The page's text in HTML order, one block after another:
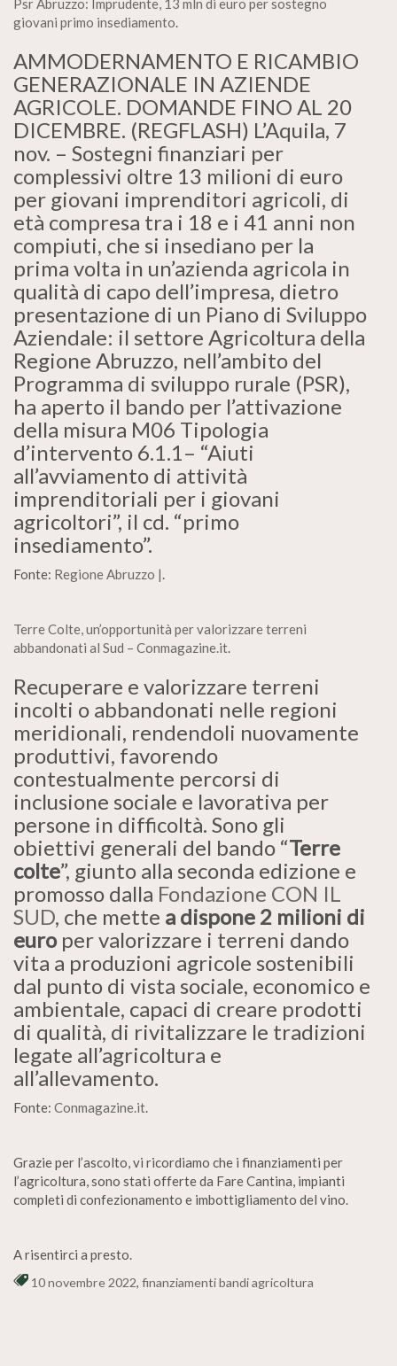
Psr Abruzzo: Imprudente, 13 mln di euro per sostegno
giovani primo insediamento.
AMMODERNAMENTO E RICAMBIO
GENERAZIONALE IN AZIENDE
AGRICOLE. DOMANDE FINO AL 20
DICEMBRE. (REGFLASH) L’Aquila, 7
nov. – Sostegni finanziari per
complessivi oltre 13 milioni di euro
per giovani imprenditori agricoli, di
età compresa tra i 18 e i 41 anni non
compiuti, che si insediano per la
prima volta in un’azienda agricola in
qualità di capo dell’impresa, dietro
presentazione di un Piano di Sviluppo
Aziendale: il settore Agricoltura della
Regione Abruzzo, nell’ambito del
Programma di sviluppo rurale (PSR),
ha aperto il bando per l’attivazione
della misura M06 Tipologia
d’intervento 6.1.1– “Aiuti
all’avviamento di attività
imprenditoriali per i giovani
agricoltori”, il cd. “primo
insediamento”.
Fonte: Regione Abruzzo |.
Terre Colte, un’opportunità per valorizzare terreni
abbandonati al Sud – Conmagazine.it.
Recuperare e valorizzare terreni
incolti o abbandonati nelle regioni
meridionali, rendendoli nuovamente
produttivi, favorendo
contestualmente percorsi di
inclusione sociale e lavorativa per
persone in difficoltà. Sono gli
obiettivi generali del bando “Terre
colte”, giunto alla seconda edizione e
promosso dalla Fondazione CON IL
SUD, che mette a dispone 2 milioni di
euro per valorizzare i terreni dando
vita a produzioni agricole sostenibili
dal punto di vista sociale, economico e
ambientale, capaci di creare prodotti
di qualità, di rivitalizzare le tradizioni
legate all’agricoltura e
all’allevamento.
Fonte: Conmagazine.it.
Grazie per l’ascolto, vi ricordiamo che i finanziamenti per
l’agricoltura, sono stati offerte da Fare Cantina, impianti
completi di confezionamento e imbottigliamento del vino.
A risentirci a presto.
10 novembre 2022, finanziamenti bandi agricoltura